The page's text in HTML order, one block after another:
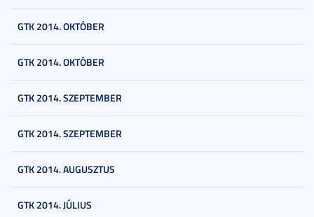
GTK 2014. OKTÓBER
GTK 2014. OKTÓBER
GTK 2014. SZEPTEMBER
GTK 2014. SZEPTEMBER
GTK 2014. AUGUSZTUS
GTK 2014. JÚLIUS